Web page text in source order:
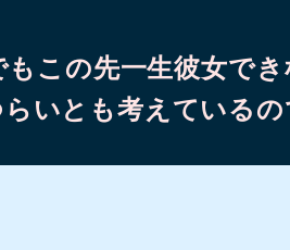
もこの先一生彼女でき
いとも考えている